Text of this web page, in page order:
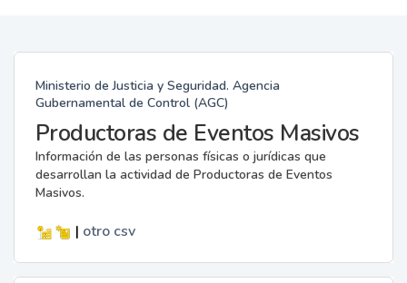
Ministerio de Justicia y Seguridad. Agencia
Gubernamental de Control (AGC)
Productoras de Eventos Masivos
Información de las personas físicas o jurídicas que
desarrollan la actividad de Productoras de Eventos
Masivos.
| otro csv